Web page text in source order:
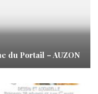
du Portail – AUZON